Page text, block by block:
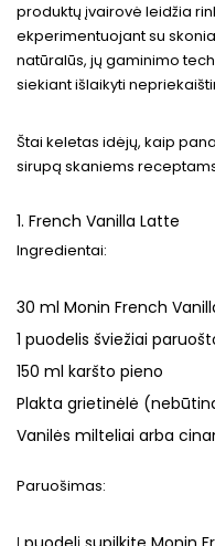
produktų įvairovė leidžia
ekperimentuojant su
natūralūs, jų gaminimo
siekiant išlaikyti
Štai keletas idėjų, kaip
sirupą skaniems
1. French Vanilla Latte
Ingredientai:
30 ml Monin French
1 puodelis šviežiai
150 ml karšto pieno
Plakta grietinėlė
Vanilės milteliai arba
Paruošimas: